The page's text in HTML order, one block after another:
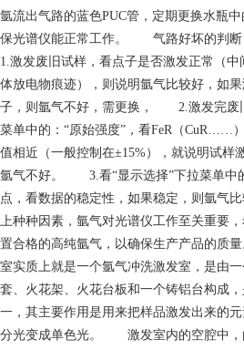
氩流出气路的蓝色PUC管，定期更换水瓶
保光谱仪能正常工作。 气路好坏的判
1.激发废旧试样，看点子是否激发正常（
体放电物痕迹），则说明氩气比较好，如
子，则氩气不好，需更换， 2.激发完废
菜单中的：“原始强度”，看FeR（CuR……
值相近（一般控制在±15%），就说明试样
氩气不好。 3.看“显示选择”下拉菜单中
点，看数据的稳定性，如果稳定，则氩
上种种因素，氩气对光谱仪工作至关重要
置合格的高纯氩气，以确保生产产品
室实质上就是一个氩气冲洗激发室，是由
套、火花架、火花台板和一个铸铝台构成
一，其主要作用是用来把样品激发出来的
分光变成单色光。 激发室内的空腔中，